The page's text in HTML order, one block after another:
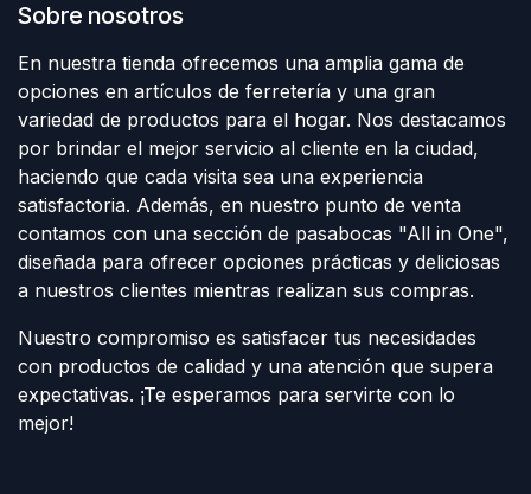
Sobre nosotros
En nuestra tienda ofrecemos una amplia gama de
opciones en artículos de ferretería y una gran
variedad de productos para el hogar. Nos destacamos
por brindar el mejor servicio al cliente en la ciudad,
haciendo que cada visita sea una experiencia
satisfactoria. Además, en nuestro punto de venta
contamos con una sección de pasabocas "All in One",
diseñada para ofrecer opciones prácticas y deliciosas
a nuestros clientes mientras realizan sus compras.
Nuestro compromiso es satisfacer tus necesidades
con productos de calidad y una atención que supera
expectativas. ¡Te esperamos para servirte con lo
mejor!